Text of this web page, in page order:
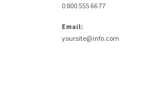
0 800 555 66 77
Email:
yoursite@info.com